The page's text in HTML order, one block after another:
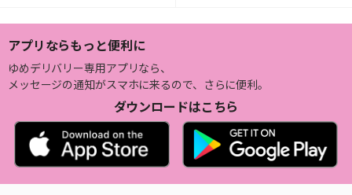
アプリならもっと便利に
ゆめデリバリー専用アプリなら、
メッセージの通知がスマホに来るので、さらに便利。
ダウンロードはこちら